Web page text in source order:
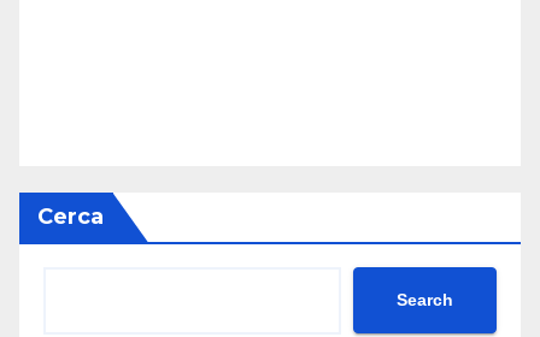
Cerca
Search